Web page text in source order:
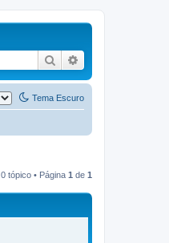
Pesquisar
Tema Escuro
0 tópico • Página 1 de 1